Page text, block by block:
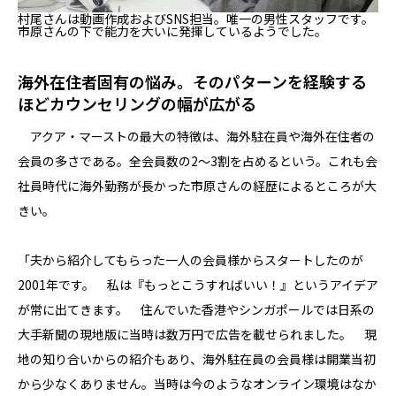
村尾さんは動画作成およびSNS担当。唯一の男性スタッフです。
市原さんの下で能力を大いに発揮しているようでした。
海外在住者固有の悩み。そのパターンを経験する
ほどカウンセリングの幅が広がる
アクア・マーストの最大の特徴は、海外駐在員や海外在住者の
会員の多さである。全会員数の2～3割を占めるという。これも会
社員時代に海外勤務が長かった市原さんの経歴によるところが大
きい。
「夫から紹介してもらった一人の会員様からスタートしたのが
2001年です。 私は『もっとこうすればいい！』というアイデア
が常に出てきます。 住んでいた香港やシンガポールでは日系の
大手新聞の現地版に当時は数万円で広告を載せられました。 現
地の知り合いからの紹介もあり、海外駐在員の会員様は開業当初
から少なくありません。当時は今のようなオンライン環境はなか